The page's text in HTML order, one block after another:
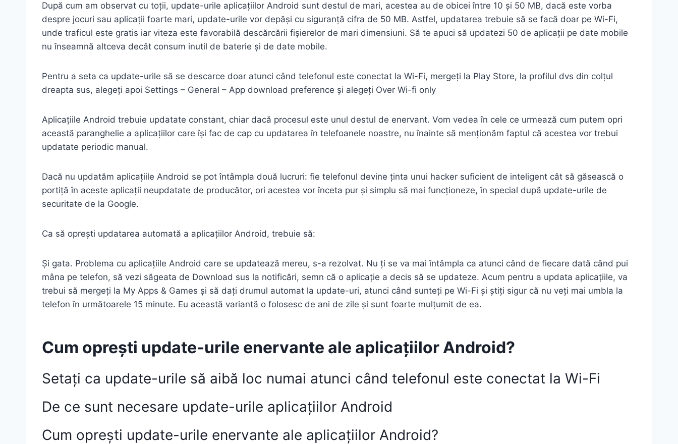
După cum am observat cu toții, update-urile aplicațiilor Android sunt destul de mari, acestea au de obicei între 10 și 50 MB, dacă este vorba
despre jocuri sau aplicații foarte mari, update-urile vor depăși cu siguranță cifra de 50 MB. Astfel, updatarea trebuie să se facă doar pe Wi-Fi,
unde traficul este gratis iar viteza este favorabilă descărcării fișierelor de mari dimensiuni. Să te apuci să updatezi 50 de aplicații pe date mobile
nu înseamnă altceva decât consum inutil de baterie și de date mobile.
Pentru a seta ca update-urile să se descarce doar atunci când telefonul este conectat la Wi-Fi, mergeți la Play Store, la profilul dvs din colțul
dreapta sus, alegeți apoi Settings – General – App download preference și alegeți Over Wi-fi only
Aplicațiile Android trebuie updatate constant, chiar dacă procesul este unul destul de enervant. Vom vedea în cele ce urmează cum putem opri
această paranghelie a aplicațiilor care își fac de cap cu updatarea în telefoanele noastre, nu înainte să menționăm faptul că acestea vor trebui
updatate periodic manual.
Dacă nu updatăm aplicațiile Android se pot întâmpla două lucruri: fie telefonul devine ținta unui hacker suficient de inteligent cât să găsească o
portiță în aceste aplicații neupdatate de producător, ori acestea vor înceta pur și simplu să mai funcționeze, în special după update-urile de
securitate de la Google.
Ca să oprești updatarea automată a aplicațiilor Android, trebuie să:
Și gata. Problema cu aplicațiile Android care se updatează mereu, s-a rezolvat. Nu ți se va mai întâmpla ca atunci când de fiecare dată când pui
mâna pe telefon, să vezi săgeata de Download sus la notificări, semn că o aplicație a decis să se updateze. Acum pentru a updata aplicațiile, va
trebui să mergeți la My Apps & Games și să dați drumul automat la update-uri, atunci când sunteți pe Wi-Fi și știți sigur că nu veți mai umbla la
telefon în următoarele 15 minute. Eu această variantă o folosesc de ani de zile și sunt foarte mulțumit de ea.
Cum oprești update-urile enervante ale aplicațiilor Android?
Setați ca update-urile să aibă loc numai atunci când telefonul este conectat la Wi-Fi
De ce sunt necesare update-urile aplicațiilor Android
Cum oprești update-urile enervante ale aplicațiilor Android?